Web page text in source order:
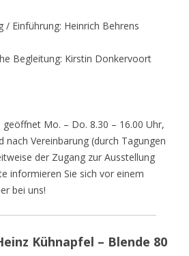
/ Einführung: Heinrich Behrens
Begleitung: Kirstin Donkervoort
geöffnet Mo. – Do. 8.30 – 16.00 Uhr,
nach Vereinbarung (durch Tagungen
der Zugang zur Ausstellung
informieren Sie sich vor einem
bei uns!
Kühnapfel – Blende 80